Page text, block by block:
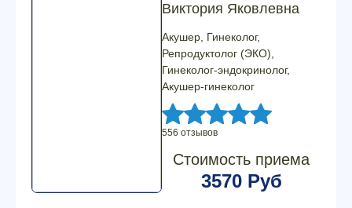
Виктория Яковлевна
Акушер, Гинеколог,
Репродуктолог (ЭКО),
Гинеколог-эндокринолог,
Акушер-гинеколог
556 отзывов
Стоимость приема
3570 Руб